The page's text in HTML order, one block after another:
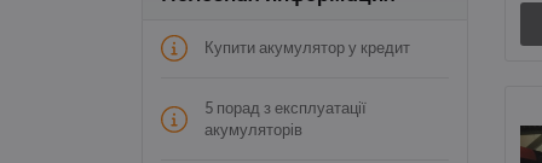
Купити акумулятор у кредит
5 порад з експлуатації
акумуляторів